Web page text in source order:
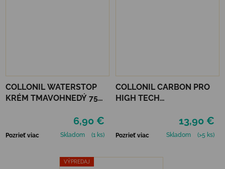
COLLONIL WATERSTOP
KRÉM TMAVOHNEDÝ 75
6,90 €
Pozrieť viac Skladom (1 ks)
COLLONIL CARBON PRO
HIGH TECH
13,90 €
Pozrieť viac Skladom (>5 ks)
VÝPREDAJ